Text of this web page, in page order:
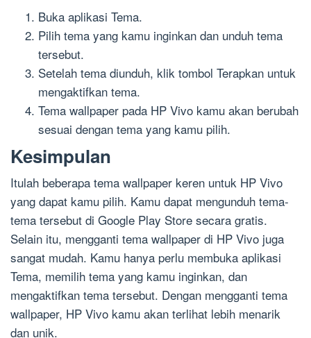
Buka aplikasi Tema.
Pilih tema yang kamu inginkan dan unduh tema
tersebut.
Setelah tema diunduh, klik tombol Terapkan untuk
mengaktifkan tema.
Tema wallpaper pada HP Vivo kamu akan berubah
sesuai dengan tema yang kamu pilih.
Kesimpulan
Itulah beberapa tema wallpaper keren untuk HP Vivo
yang dapat kamu pilih. Kamu dapat mengunduh tema-
tema tersebut di Google Play Store secara gratis.
Selain itu, mengganti tema wallpaper di HP Vivo juga
sangat mudah. Kamu hanya perlu membuka aplikasi
Tema, memilih tema yang kamu inginkan, dan
mengaktifkan tema tersebut. Dengan mengganti tema
wallpaper, HP Vivo kamu akan terlihat lebih menarik
dan unik.